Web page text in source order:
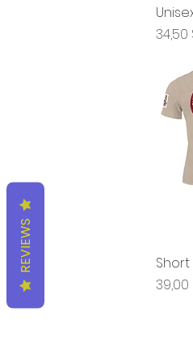
Prix
34,50
Prix
39,00
REVIEWS